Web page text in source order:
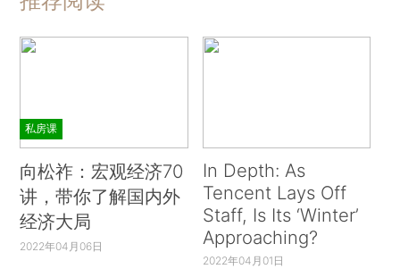
私房课
向松祚：宏观经济70
讲，带你了解国内外
经济大局
2022年04月06日
In Depth: As
Tencent Lays Off
Staff, Is Its ‘Winter’
Approaching?
2022年04月01日